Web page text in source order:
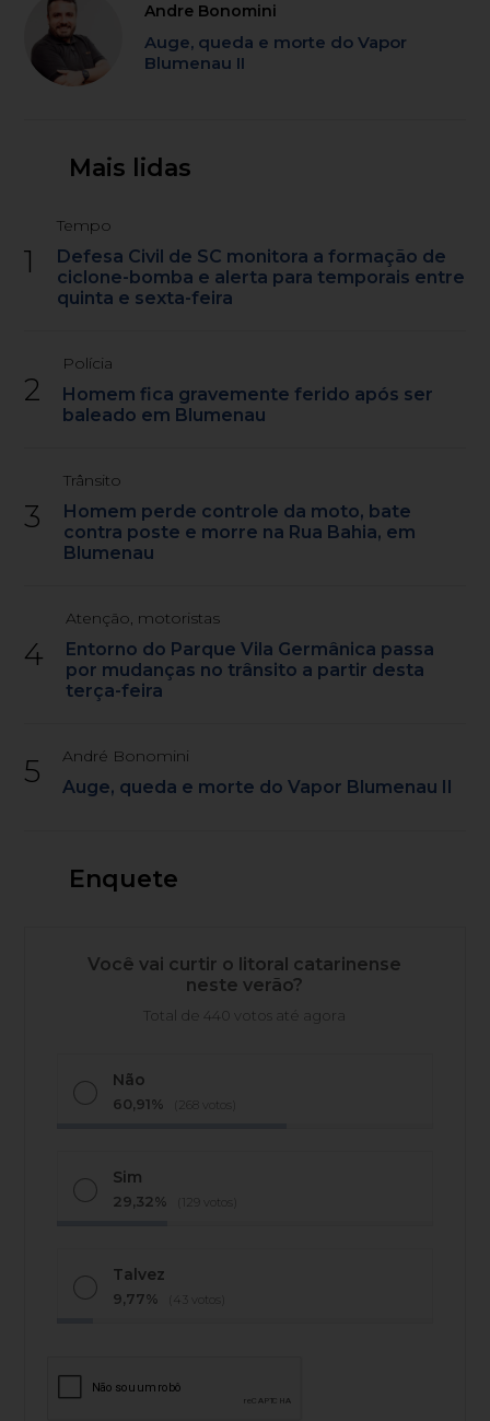
Andre Bonomini
Auge, queda e morte do Vapor
Blumenau II
Mais lidas
1
Tempo
Defesa Civil de SC monitora a formação de
ciclone-bomba e alerta para temporais entre
quinta e sexta-feira
2
Polícia
Homem fica gravemente ferido após ser
baleado em Blumenau
3
Trânsito
Homem perde controle da moto, bate
contra poste e morre na Rua Bahia, em
Blumenau
4
Atenção, motoristas
Entorno do Parque Vila Germânica passa
por mudanças no trânsito a partir desta
terça-feira
5 André Bonomini
Auge, queda e morte do Vapor Blumenau II
Enquete
Você vai curtir o litoral catarinense
neste verão?
Total de 440 votos até agora
Não
60,91% (268 votos)
Sim
29,32% (129 votos)
Talvez
9,77% (43 votos)